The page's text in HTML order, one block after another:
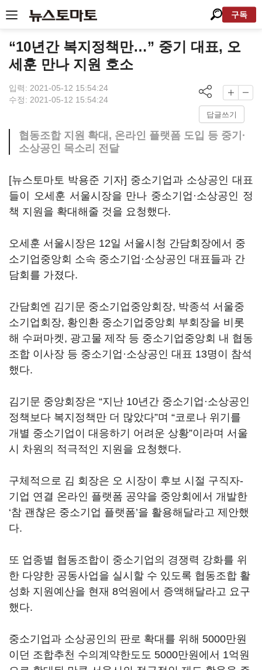
구독
“10년간 복지정책만…” 중기 대표, 오
세훈 만나 지원 호소
입력: 2021-05-12 15:54:24
수정: 2021-05-12 15:54:24
답글쓰기
협동조합 지원 확대, 온라인 플랫폼 도입 등 중기·
소상공인 목소리 전달
[뉴스토마토 박용준 기자] 중소기업과 소상공인 대표
들이 오세훈 서울시장을 만나 중소기업·소상공인 정
책 지원을 확대해줄 것을 요청했다.
오세훈 서울시장은 12일 서울시청 간담회장에서 중
소기업중앙회 소속 중소기업·소상공인 대표들과 간
담회를 가졌다.
간담회엔 김기문 중소기업중앙회장, 박종석 서울중
소기업회장, 황인환 중소기업중앙회 부회장을 비롯
해 수퍼마켓, 광고물 제작 등 중소기업중앙회 내 협동
조합 이사장 등 중소기업·소상공인 대표 13명이 참석
했다.
김기문 중앙회장은 “지난 10년간 중소기업·소상공인
정책보다 복지정책만 더 많았다”며 “코로나 위기를
개별 중소기업이 대응하기 어려운 상황”이라며 서울
시 차원의 적극적인 지원을 요청했다.
구체적으로 김 회장은 오 시장이 후보 시절 구직자-
기업 연결 온라인 플랫폼 공약을 중앙회에서 개발한
‘참 괜찮은 중소기업 플랫폼’을 활용해달라고 제안했
다.
또 업종별 협동조합이 중소기업의 경쟁력 강화를 위
한 다양한 공동사업을 실시할 수 있도록 협동조합 활
성화 지원예산을 현재 8억원에서 증액해달라고 요구
했다.
중소기업과 소상공인의 판로 확대를 위해 5000만원
이던 조합추천 수의계약한도도 5000만원에서 1억원